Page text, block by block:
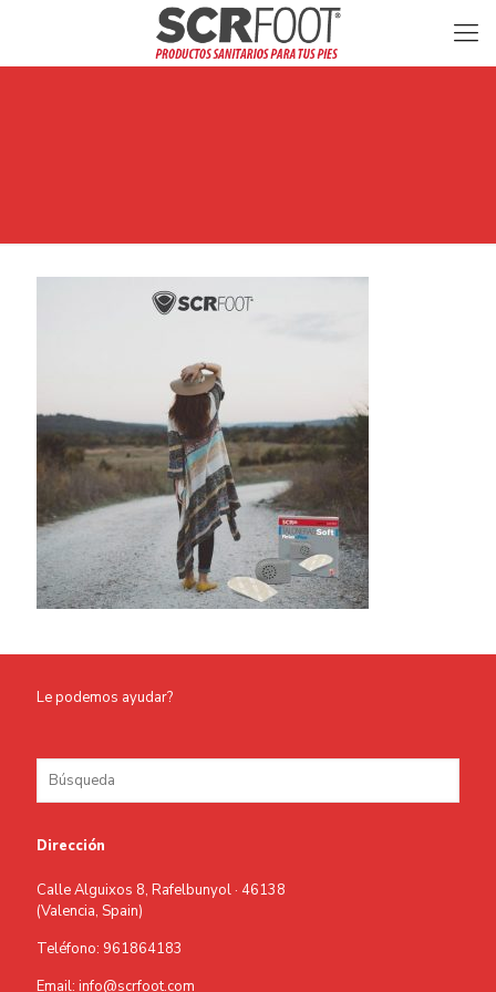
Le podemos ayudar?
Dirección
Calle Alguixos 8, Rafelbunyol · 46138
(Valencia, Spain)
Teléfono: 961864183
Email: info@scrfoot.com